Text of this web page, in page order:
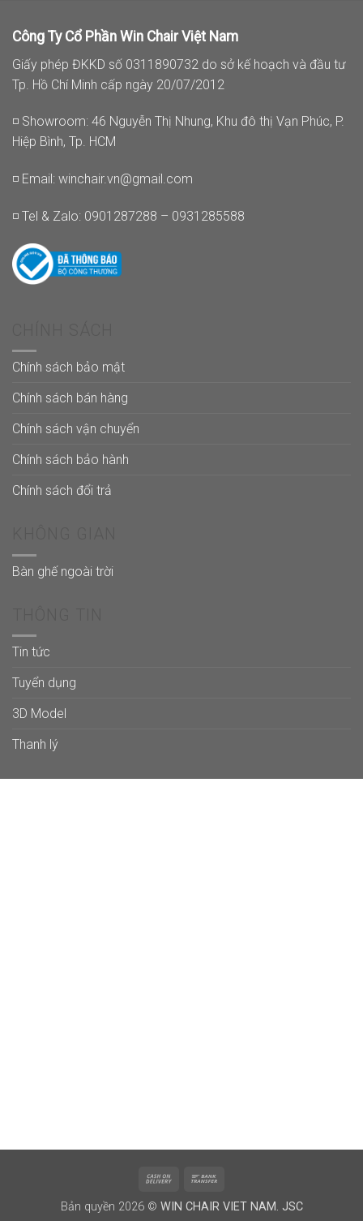
Công Ty Cổ Phần Win Chair Việt Nam
Giấy phép ĐKKD số 0311890732 do sở kế hoạch và đầu tư
Tp. Hồ Chí Minh cấp ngày 20/07/2012
◽ Showroom: 46 Nguyễn Thị Nhung, Khu đô thị Vạn Phúc, P.
Hiệp Bình, Tp. HCM
◽ Email: winchair.vn@gmail.com
◽ Tel & Zalo: 0901287288 – 0931285588
Chính sách bảo mật
Chính sách bán hàng
Chính sách vận chuyển
Chính sách bảo hành
Chính sách đổi trả
Bàn ghế ngoài trời
Tin tức
Tuyển dụng
3D Model
Thanh lý
Cash
Delivery
Bản quyền 2026 © WIN CHAIR VIET NAM. JSC